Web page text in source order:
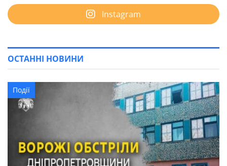
Instagram
ОСТАННІ НОВИНИ
Події